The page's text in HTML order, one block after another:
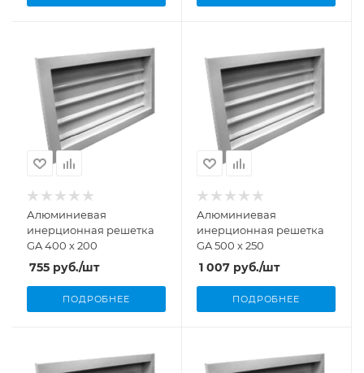
Алюминиевая
инерционная решетка
GA 400 х 200
755 руб./шт
ПОДРОБНЕЕ
Алюминиевая
инерционная решетка
GA 500 х 250
1 007 руб./шт
ПОДРОБНЕЕ